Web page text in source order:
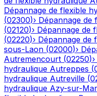
Dépannage de flexible
(02300)› Dépannage de
(02120)› Dépannage de
(02220)› Dépannage de
sous-Laon (02000)›
Autremencourt (02250)›
hydraulique Autreppes (
hydraulique Autreville (
hydraulique Azy-sur-